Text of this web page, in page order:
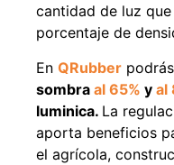
cantidad de luz
porcentaje de
En QRubber
sombra al 65% y al
luminica. La
aporta beneficios
el agrícola,
Pasto sintético
Importado USA:
4,57*30,48mts
$2.002.243
$1.021.490
Leer más